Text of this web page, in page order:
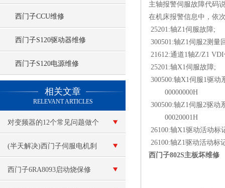
西门子CCU维修
西门子S120驱动器维修
西门子S120电源维修
相关文章
RELEVANT ARTICLES
对变频器的12个常见问题做个
解答
(半天解决)西门子伺服电机刹
车刹不住
西门子6RA8093启动烧保修
主轴报警伺服故障代码
在机床报警信息中，依
25201:轴Z1伺服故障;
300501:轴Z1伺服2测量
21612:通道1轴Z/Z1
25201:轴X1伺服故障;
300500:轴X1伺服1驱
00000000H
300500:轴Z1伺服2驱
00020001H
26100:轴X1驱动活动标
26100:轴Z1驱动活动标
西门子802S主板坏维修